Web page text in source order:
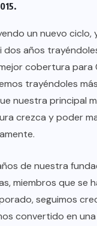
un nuevo ciclo,
años
cobertura para
trayéndoles
nuestra principal
crezca y poder
de nuestra
miembros que se
seguimos
convertido en